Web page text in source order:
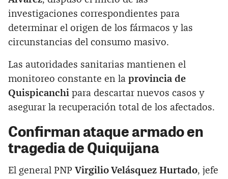
investigaciones correspondientes para
determinar el origen de los fármacos y las
circunstancias del consumo masivo.
Las autoridades sanitarias mantienen el
monitoreo constante en la provincia de
Quispicanchi para descartar nuevos casos y
asegurar la recuperación total de los afectados.
Confirman ataque armado en
tragedia de Quiquijana
El general PNP Virgilio Velásquez Hurtado, jefe